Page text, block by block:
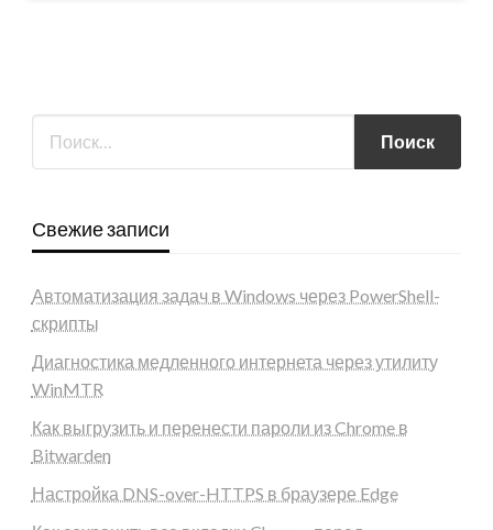
Свежие записи
Автоматизация задач в Windows через PowerShell-
скрипты
Диагностика медленного интернета через утилиту
WinMTR
Как выгрузить и перенести пароли из Chrome в
Bitwarden
Настройка DNS-over-HTTPS в браузере Edge